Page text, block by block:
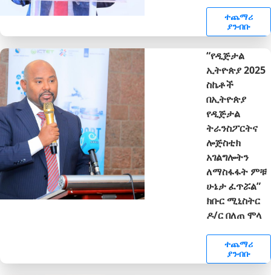
ተጨማሪ
ያንብቡ
“የዲጅታል
ኢትዮጵያ 2025
ስኬቶች
በኢትዮጵያ
የዲጅታል
ትራንስፖርትና
ሎጅስቲክ
አገልግሎትን
ለማስፋፋት ምቹ
ሁኔታ ፈጥሯል”
ክቡር ሚኒስትር
ዶ/ር በለጠ ሞላ
ተጨማሪ
ያንብቡ